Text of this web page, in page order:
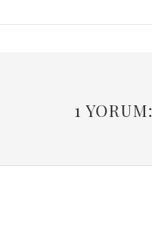
1 YORUM: